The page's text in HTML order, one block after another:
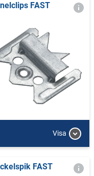
FAST
Visa
FAST